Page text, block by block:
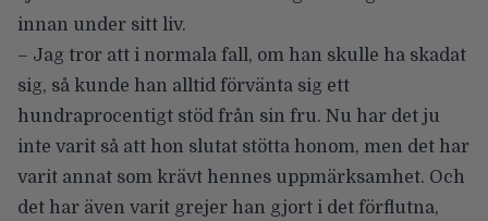
innan under sitt liv.
– Jag tror att i normala fall, om han skulle ha skadat
sig, så kunde han alltid förvänta sig ett
hundraprocentigt stöd från sin fru. Nu har det ju
inte varit så att hon slutat stötta honom, men det har
varit annat som krävt hennes uppmärksamhet. Och
det har även varit grejer han gjort i det förflutna,